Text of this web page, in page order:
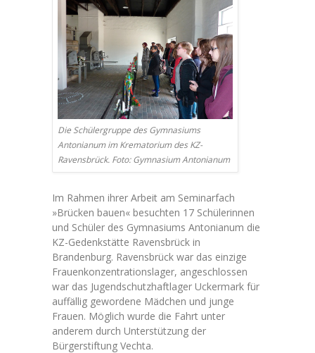
Die Schülergruppe des Gymnasiums
Antonianum im Krematorium des KZ-
Ravensbrück. Foto: Gymnasium Antonianum
Im Rahmen ihrer Arbeit am Seminarfach
»Brücken bauen« besuchten 17 Schülerinnen
und Schüler des Gymnasiums Antonianum die
KZ-Gedenkstätte Ravensbrück in
Brandenburg. Ravensbrück war das einzige
Frauenkonzentrationslager, angeschlossen
war das Jugendschutzhaftlager Uckermark für
auffällig gewordene Mädchen und junge
Frauen. Möglich wurde die Fahrt unter
anderem durch Unterstützung der
Bürgerstiftung Vechta.